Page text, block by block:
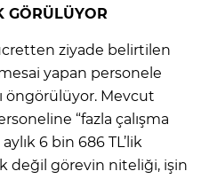
GÖRÜLÜYOR
ziyade belirtilen
yapan personele
öngörülüyor. Mevcut
“fazla çalışma
6 bin 686 TL’lik
değil görevin niteliği, işin